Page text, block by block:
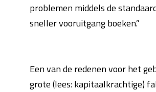
problemen middels de
sneller vooruitgang boeken.”
Een van de redenen voor het
grote (lees: kapitaalkrachtige)